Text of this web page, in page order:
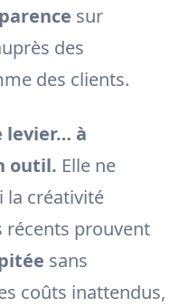
sur
des
des clients.
levier… à
outil. Elle ne
la créativité
récents prouvent
sans
coûts inattendus,